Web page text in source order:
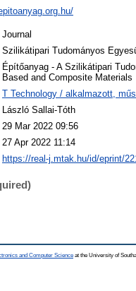
Journal
Szilikátipari Tudományos
Építőanyag - A Szilikátipari
Based and Composite Materials
T Technology / alkalmazott,
László Sallai-Tóth
29 Mar 2022 09:56
27 Apr 2022 11:14
https://real-j.mtak.hu/id/eprint/
and Computer Science at the University of